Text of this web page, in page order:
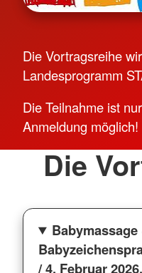
Die Vortragsreihe
Landesprogramm
Die Teilnahme ist
Anmeldung möglich!
Die
Babymassage
/ 4. Februar